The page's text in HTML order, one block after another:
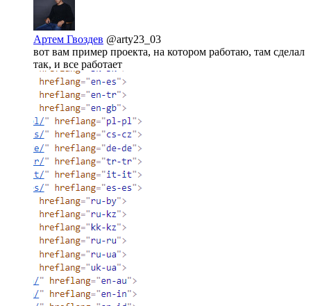
Артем Гвоздев @arty23_03
вот вам пример проекта, на котором работаю, там сделал
так, и все работает